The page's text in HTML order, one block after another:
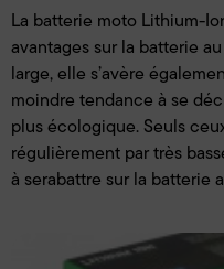
La batterie moto Lithium-
avantages sur la batterie
large, elle s’avère
moindre tendance à se
plus écologique. Seuls
régulièrement par très
à serabattre sur la batterie